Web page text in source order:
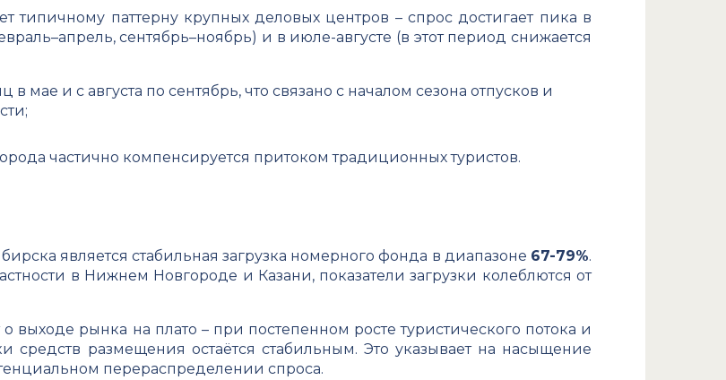
типичному паттерну крупных деловых центров – спрос достигает пика в
сентябрь–ноябрь) и в июле-августе (в этот период снижается
в мае и с августа по сентябрь, что связано с началом сезона отпусков и
частично компенсируется притоком традиционных туристов.
является стабильная загрузка номерного фонда в диапазоне 67-79%.
в Нижнем Новгороде и Казани, показатели загрузки колеблются от
выходе рынка на плато – при постепенном росте туристического потока и
средств размещения остаётся стабильным. Это указывает на насыщение
перераспределении спроса.